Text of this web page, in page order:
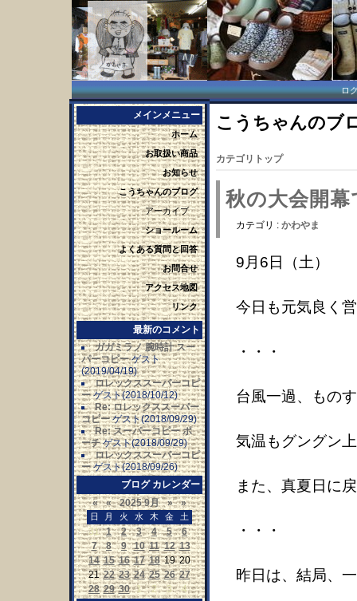
ロ
メインメニュー
ホーム
お取扱い商品
お知らせ
こうちゃんのブログ
アーカイブ
ショールーム
よくある質問と回答
お問合せ
アクセス地図
リンク
最新のコメント
ガガミラノ 腕時計 スー
パーコピー ゲスト
(2019/04/19)
ロレックススーパーコピ
ー ゲスト(2018/10/12)
Re: ロレックススーパー
コピー ゲスト(2018/09/29)
Re: スーパーコピー ポ
ーチ ゲスト(2018/09/29)
ロレックススーパーコピ
ー ゲスト(2018/09/26)
ブログ カレンダー
«
« 2025 9月 » »
日 月 火 水 木 金 土
31 1 2 3 4 5
6
7
8 9 10 11 12 13
14 15 16 17 18 19 20
21 22 23 24 25 26 27
28 29 30 1 2 3
4
こうちゃんのブ
カテゴリトップ
秋の大会開幕
カテゴリ : かわやま
9月6日（土）
今日も元気良く
・・・
台風一過、もの
気温もグングン
また、真夏日に
・・・
昨日は、結局、